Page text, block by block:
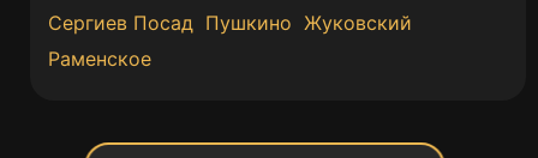
Сергиев Посад Пушкино Жуковский
Раменское